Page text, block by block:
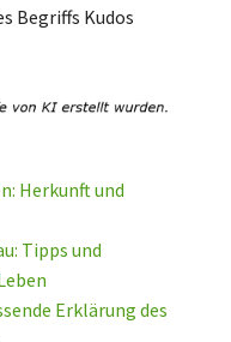
Begriffs Kudos
Herkunft und
Tipps und
Erklärung des